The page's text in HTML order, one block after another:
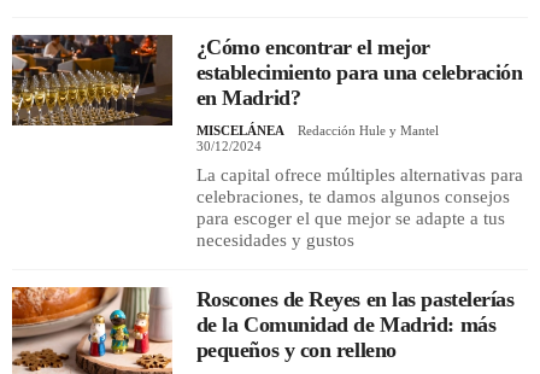
¿Cómo encontrar el mejor
establecimiento para una celebración
en Madrid?
MISCELÁNEA
Redacción Hule y Mantel
30/12/2024
La capital ofrece múltiples alternativas para
celebraciones, te damos algunos consejos
para escoger el que mejor se adapte a tus
necesidades y gustos
Roscones de Reyes en las pastelerías
de la Comunidad de Madrid: más
pequeños y con relleno